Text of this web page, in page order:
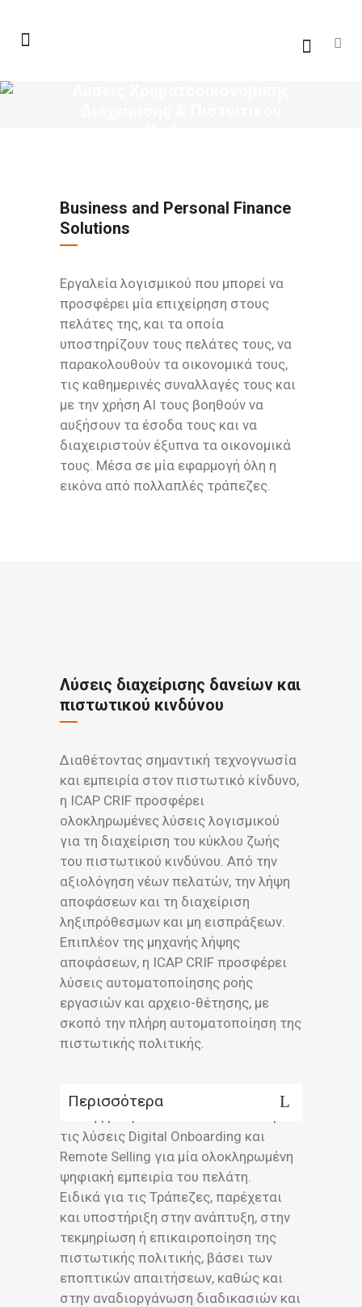
Business and Personal Finance
Solutions
Εργαλεία λογισμικού που μπορεί να
προσφέρει μία επιχείρηση στους
πελάτες της, και τα οποία
υποστηρίζουν τους πελάτες τους, να
παρακολουθούν τα οικονομικά τους,
τις καθημερινές συναλλαγές τους και
με την χρήση ΑΙ τους βοηθούν να
αυξήσουν τα έσοδα τους και να
διαχειριστούν έξυπνα τα οικονομικά
τους. Μέσα σε μία εφαρμογή όλη η
εικόνα από πολλαπλές τράπεζες.
Λύσεις διαχείρισης δανείων και
πιστωτικού κινδύνου
Διαθέτοντας σημαντική τεχνογνωσία
και εμπειρία στον πιστωτικό κίνδυνο,
η ICAP CRIF προσφέρει
ολοκληρωμένες λύσεις λογισμικού
για τη διαχείριση του κύκλου ζωής
του πιστωτικού κινδύνου. Από την
αξιολόγηση νέων πελατών, την λήψη
αποφάσεων και τη διαχείριση
ληξιπρόθεσμων και μη εισπράξεων.
Επιπλέον της μηχανής λήψης
αποφάσεων, η ICAP CRIF προσφέρει
λύσεις αυτοματοποίησης ροής
εργασιών και αρχειο-θέτησης, με
σκοπό την πλήρη αυτοματοποίηση της
πιστωτικής πολιτικής.
Περισσότερα
τις λύσεις Digital Onboarding και
Remote Selling για μία ολοκληρωμένη
ψηφιακή εμπειρία του πελάτη.
Ειδικά για τις Τράπεζες, παρέχεται
και υποστήριξη στην ανάπτυξη, στην
τεκμηρίωση ή επικαιροποίηση της
πιστωτικής πολιτικής, βάσει των
εποπτικών απαιτήσεων, καθώς και
στην αναδιοργάνωση διαδικασιών και